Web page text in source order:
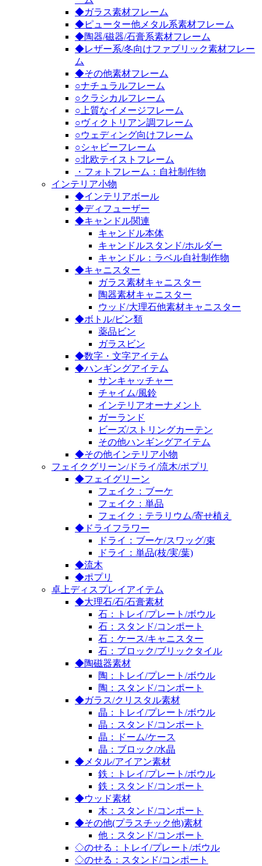
◆ガラス素材フレーム
◆ピューター他メタル系素材フレーム
◆陶器/磁器/石膏系素材フレーム
◆レザー系/冬向けファブリック素材フレー
ム
◆その他素材フレーム
○ナチュラルフレーム
○クラシカルフレーム
○上質なイメージフレーム
○ヴィクトリアン調フレーム
○ウェディング向けフレーム
○シャビーフレーム
○北欧テイストフレーム
・フォトフレーム：自社制作物
インテリア小物
◆インテリアボール
◆ディフューザー
◆キャンドル関連
キャンドル本体
キャンドルスタンド/ホルダー
キャンドル：ラベル自社制作物
◆キャニスター
ガラス素材キャニスター
陶器素材キャニスター
ウッド/大理石他素材キャニスター
◆ボトル/ビン類
薬品ビン
ガラスビン
◆数字・文字アイテム
◆ハンギングアイテム
サンキャッチャー
チャイム/風鈴
インテリアオーナメント
ガーランド
ビーズ/ストリングカーテン
その他ハンギングアイテム
◆その他インテリア小物
フェイクグリーン/ドライ/流木/ポプリ
◆フェイグリーン
フェイク：ブーケ
フェイク：単品
フェイク：テラリウム/寄せ植え
◆ドライフラワー
ドライ：ブーケ/スワッグ/束
ドライ：単品(枝/実/葉)
◆流木
◆ポプリ
卓上ディスプレイアイテム
◆大理石/石/石膏素材
石：トレイ/プレート/ボウル
石：スタンド/コンポート
石：ケース/キャニスター
石：ブロック/ブリックタイル
◆陶磁器素材
陶：トレイ/プレート/ボウル
陶：スタンド/コンポート
◆ガラス/クリスタル素材
晶：トレイ/プレート/ボウル
晶：スタンド/コンポート
晶：ドーム/ケース
晶：ブロック/水晶
◆メタル/アイアン素材
鉄：トレイ/プレート/ボウル
鉄：スタンド/コンポート
◆ウッド素材
木：スタンド/コンポート
◆その他(プラスチック他)素材
他：スタンド/コンポート
◇のせる：トレイ/プレート/ボウル
◇のせる：スタンド/コンポート